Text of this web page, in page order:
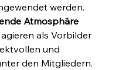
werden.
Atmosphäre
als Vorbilder
und
den Mitgliedern.